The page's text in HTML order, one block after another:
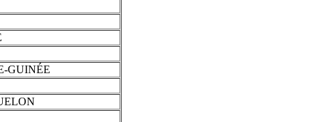
GUINÉE